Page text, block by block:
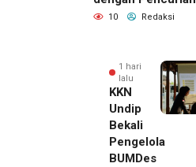
10 Redaksi
1 hari
lalu
KKN
Undip
Bekali
Pengelola
BUMDes